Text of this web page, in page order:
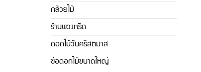
กล้วยไม้
ร้านพวงหรีด
ดอกไม้วันคริสตมาส
ช่อดอกไม้ขนาดใหญ่